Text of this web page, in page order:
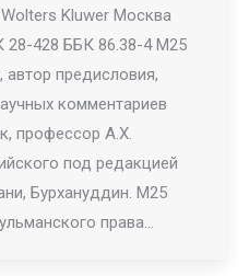
Kluwer Москва
28-428 ББК 86.38-4 М25
автор предисловия,
комментариев
профессор А.Х.
под редакцией
Бурхануддин. М25
права…